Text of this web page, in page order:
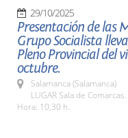
29/10/2025
Presentación de las
Grupo Socialista
Pleno Provincial del
octubre.
Salamanca (Salamanca)
LUGAR Sala de
Hora: 10,30 h.